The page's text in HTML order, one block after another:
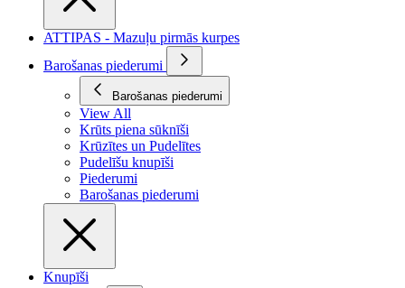
ATTIPAS - Mazuļu pirmās kurpes
Barošanas piederumi
Barošanas piederumi
View All
Krūts piena sūknīši
Krūzītes un Pudelītes
Pudelīšu knupīši
Piederumi
Barošanas piederumi
Knupīši